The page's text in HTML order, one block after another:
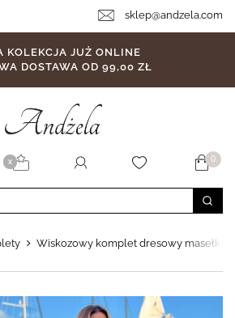
sklep@andzela.com
KOLEKCJA JUŻ ONLINE
DOSTAWA OD 99,00 ZŁ
X 0
Wiskozowy komplet dresowy masełko